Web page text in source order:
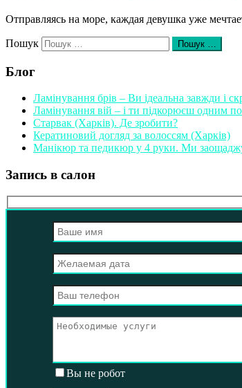
Отправляясь на море, каждая девушка уже
Пошук Пошук …
Блог
Ламінування брів – Ви ідеальна завжди і
Ламінування вій – і ти підкорюєш одним
Старвак (Харків). Де зробити?
Кератиновий догляд за волоссям (Харків)
Манікюр та педикюр у 4 руки. Ми
Запись в салон
Вы не робот